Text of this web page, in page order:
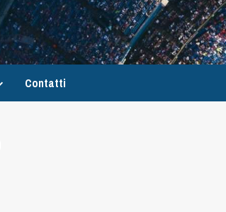
Contatti